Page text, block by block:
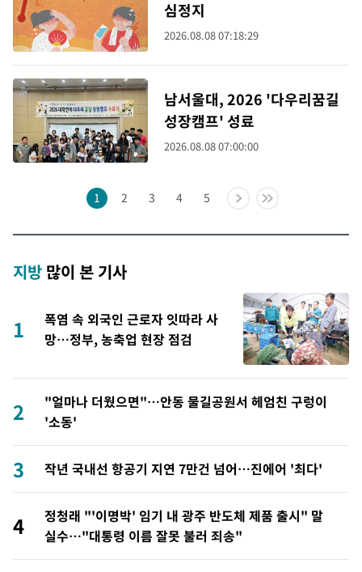
심정지
2026.08.08 07:18:29
남서울대, 2026 '다우리꿈길
성장캠프' 성료
2026.08.08 07:00:00
1 2 3 4 5
지방 많이 본 기사
1
폭염 속 외국인 근로자 잇따라 사
망…정부, 농축업 현장 점검
2
"얼마나 더웠으면"…안동 물길공원서 헤엄친 구렁이
'소동'
3 작년 국내선 항공기 지연 7만건 넘어…진에어 '최다'
4
정청래 "'이명박' 임기 내 광주 반도체 제품 출시" 말
실수…"대통령 이름 잘못 불러 죄송"